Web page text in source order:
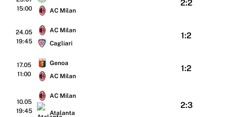
15:00
AC Milan
2:2
24.05
19:45
AC Milan
Cagliari
1:2
17.05
11:00
Genoa
AC Milan
1:2
10.05
19:45
AC Milan
Atalanta
2:3